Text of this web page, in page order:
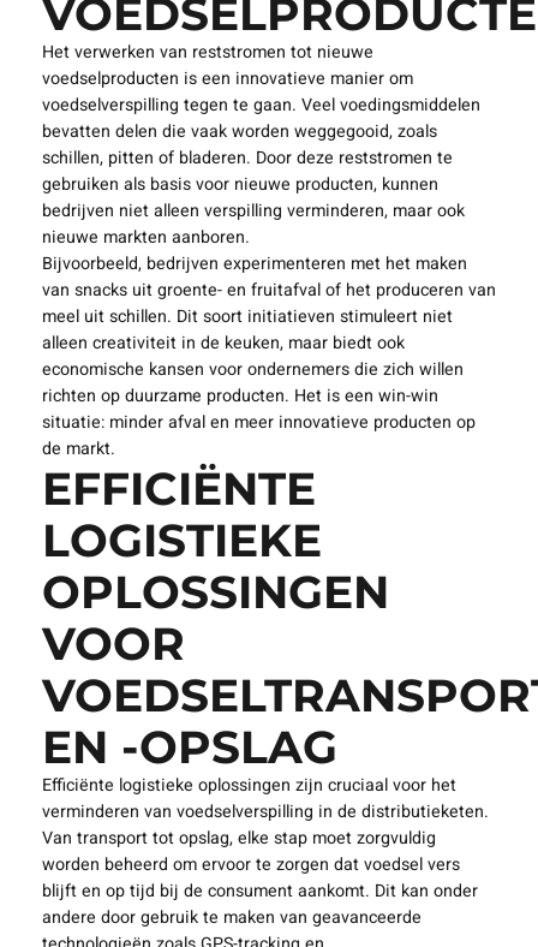
Het verwerken van reststromen tot nieuwe
voedselproducten is een innovatieve manier om
voedselverspilling tegen te gaan. Veel voedingsmiddelen
bevatten delen die vaak worden weggegooid, zoals
schillen, pitten of bladeren. Door deze reststromen te
gebruiken als basis voor nieuwe producten, kunnen
bedrijven niet alleen verspilling verminderen, maar ook
nieuwe markten aanboren.
Bijvoorbeeld, bedrijven experimenteren met het maken
van snacks uit groente- en fruitafval of het produceren van
meel uit schillen. Dit soort initiatieven stimuleert niet
alleen creativiteit in de keuken, maar biedt ook
economische kansen voor ondernemers die zich willen
richten op duurzame producten. Het is een win-win
situatie: minder afval en meer innovatieve producten op
de markt.
EFFICIËNTE
LOGISTIEKE
OPLOSSINGEN
VOOR
EN -OPSLAG
Efficiënte logistieke oplossingen zijn cruciaal voor het
verminderen van voedselverspilling in de distributieketen.
Van transport tot opslag, elke stap moet zorgvuldig
worden beheerd om ervoor te zorgen dat voedsel vers
blijft en op tijd bij de consument aankomt. Dit kan onder
andere door gebruik te maken van geavanceerde